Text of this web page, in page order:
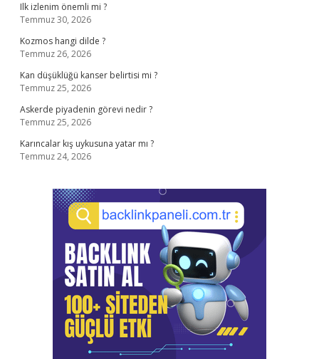
Ilk izlenim önemli mi ?
Temmuz 30, 2026
Kozmos hangi dilde ?
Temmuz 26, 2026
Kan düşüklüğü kanser belirtisi mi ?
Temmuz 25, 2026
Askerde piyadenin görevi nedir ?
Temmuz 25, 2026
Karıncalar kış uykusuna yatar mı ?
Temmuz 24, 2026